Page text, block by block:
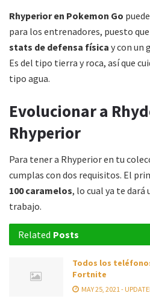
Rhyperior en Pokemon Go
para los entrenadores, puesto
stats de defensa física y con un
Es del tipo tierra y roca, así que
tipo agua.
Evolucionar a
Rhyperior
Para tener a Rhyperior en tu
cumplas con dos requisitos. El
100 caramelos, lo cual ya te dará
trabajo.
Related Posts
Todos los
Fortnite
MAY 25, 2021 -